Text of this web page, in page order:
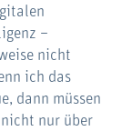
–
nicht
ich das
dann müssen
nur über